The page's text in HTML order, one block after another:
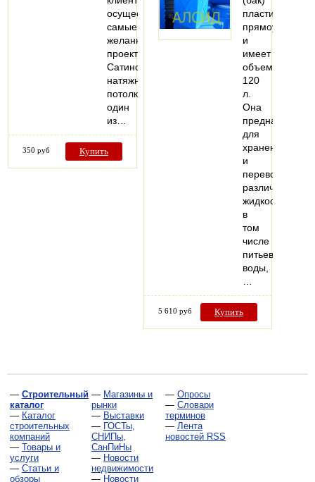
осуществить
самые
желанные
проекты.
Сатиновые
натяжные
потолки-
один
из…
350 руб Купить
пластиковая
прямоугольная
и
имеет
объем
120
л.
Она
предназначена
для
хранения
и
перевозки
различных
жидкостей,
в
том
числе
питьевой
воды,
5 610 руб Купить
— Строительный
каталог
— Каталог
строительных
компаний
— Товары и
услуги
— Статьи и
обзоры
— Магазины и
рынки
— Выставки
— ГОСТы,
СНИПы,
СанПиНы
— Новости
недвижимости
— Новости
— Опросы
— Словари
терминов
— Лента
новостей RSS